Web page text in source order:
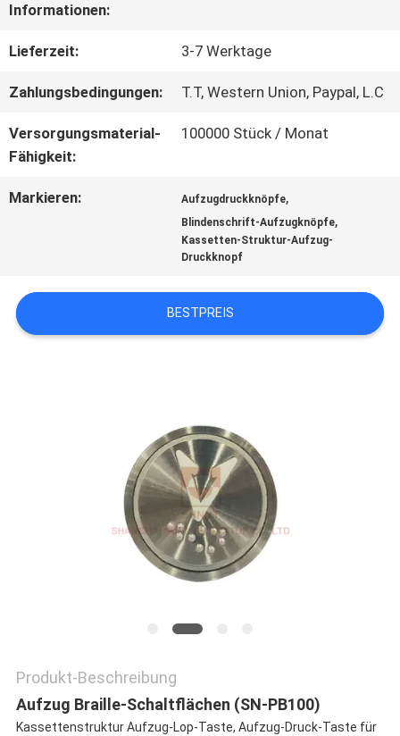
TRETEN
SIE
UNS
IN
NACHRICHTEN
Informationen:
Lieferzeit: 3-7 Werktage
Zahlungsbedingungen: T.T, Western Union, Paypal, L.C
Versorgungsmaterial-
Fähigkeit:
100000 Stück / Monat
Markieren: Aufzugdruckknöpfe,
Blindenschrift-Aufzugknöpfe,
Kassetten-Struktur-Aufzug-
Druckknopf
BESTPREIS
Produkt-Beschreibung
Aufzug Braille-Schaltflächen (SN-PB100)
Kassettenstruktur Aufzug-Lop-Taste, Aufzug-Druck-Taste für